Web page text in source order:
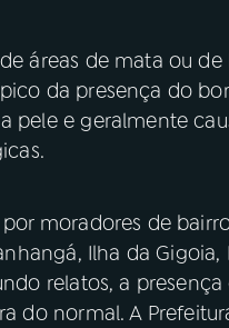
áreas de mata ou
da presença do
pele e geralmente
moradores de
Ilha da
relatos, a
do normal. A